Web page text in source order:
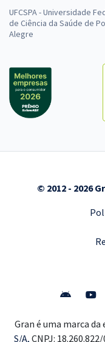
UFCSPA - Universidade
de Ciência da Saúde de
Alegre
© 2012 - 2026
Gran é uma marca da
S/A, CNPJ: